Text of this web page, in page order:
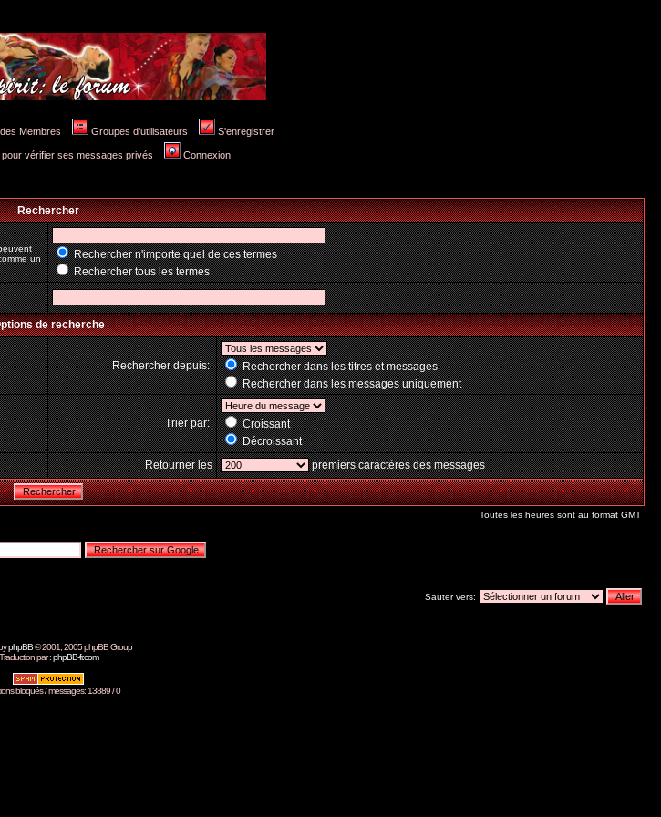
Membres Groupes d'utilisateurs S'enregistrer
vérifier ses messages privés Connexion
Rechercher
un
Rechercher n'importe quel de ces termes
Rechercher tous les termes
de recherche
Rechercher depuis:
Rechercher dans les titres et messages
Rechercher dans les messages uniquement
Trier par:
Croissant
Décroissant
Retourner les premiers caractères des messages
Toutes les heures sont au format GMT
Sauter vers:
phpBB© 2001, 2005 phpBB Group
Traduction par :phpBB-fr.com
bloqués / messages: 13889 / 0